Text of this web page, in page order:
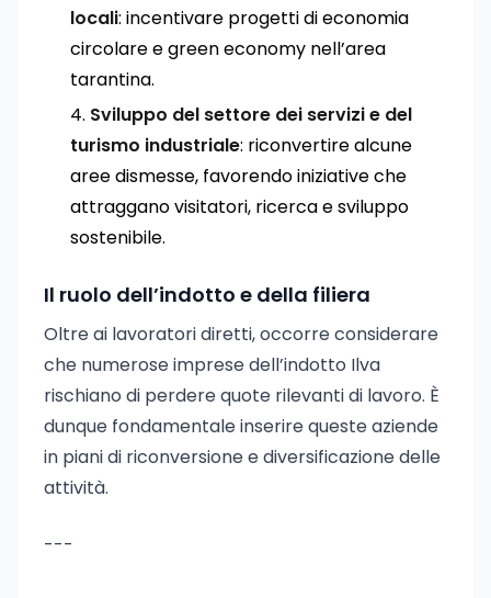
locali: incentivare progetti di economia
circolare e green economy nell’area
tarantina.
Sviluppo del settore dei servizi e del
turismo industriale: riconvertire alcune
aree dismesse, favorendo iniziative che
attraggano visitatori, ricerca e sviluppo
sostenibile.
Il ruolo dell’indotto e della filiera
Oltre ai lavoratori diretti, occorre considerare
che numerose imprese dell’indotto Ilva
rischiano di perdere quote rilevanti di lavoro. È
dunque fondamentale inserire queste aziende
in piani di riconversione e diversificazione delle
attività.
---